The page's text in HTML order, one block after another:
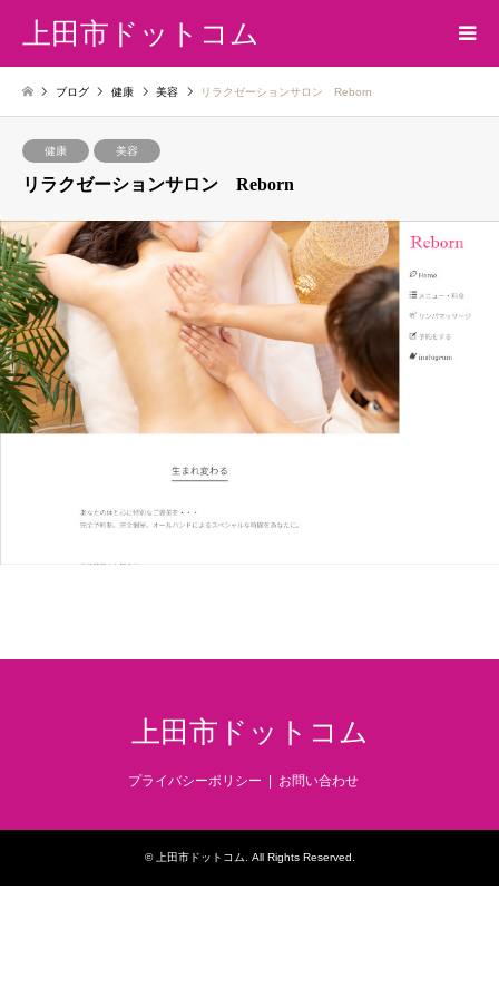
上田市ドットコム
ブログ 健康 美容 リラクゼーションサロン Reborn
健康 美容
リラクゼーションサロン Reborn
上田市ドットコム
プライバシーポリシー お問い合わせ
© 上田市ドットコム . All Rights Reserved.